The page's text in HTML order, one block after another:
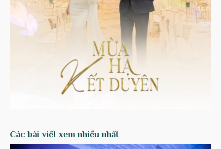
Các bài viết xem nhiều nhất